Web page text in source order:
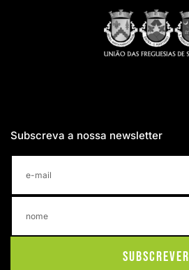
Subscreva a nossa newsletter
Subscrever